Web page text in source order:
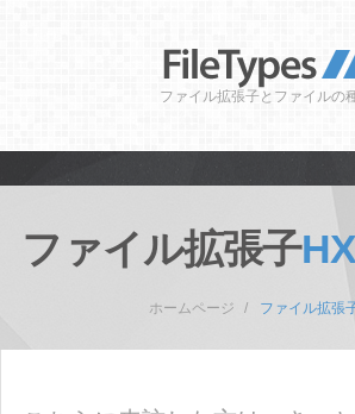
ファイル拡張子とファイルの
ファイル拡張子
ホームページ ファイル拡張